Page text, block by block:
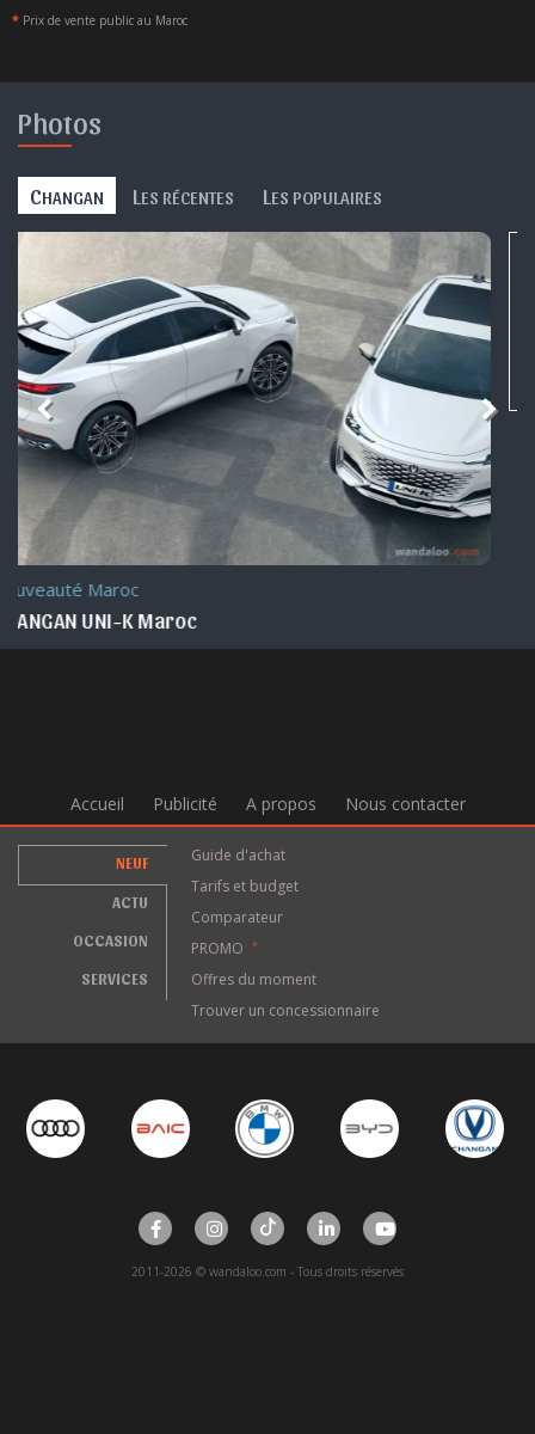
* Prix de vente public au Maroc
Photos
CHANGAN L ES RÉCENTES L ES POPULAIRES
Toutes les photos Changan »
Accueil Publicité A propos Nous contacter
NEUF
ACTU
OCCASION
SERVICES
Guide d'achat
Tarifs et budget
Comparateur
PROMO
*
Offres du moment
Trouver un concessionnaire
2011-2026 © wandaloo.com - Tous droits réservés